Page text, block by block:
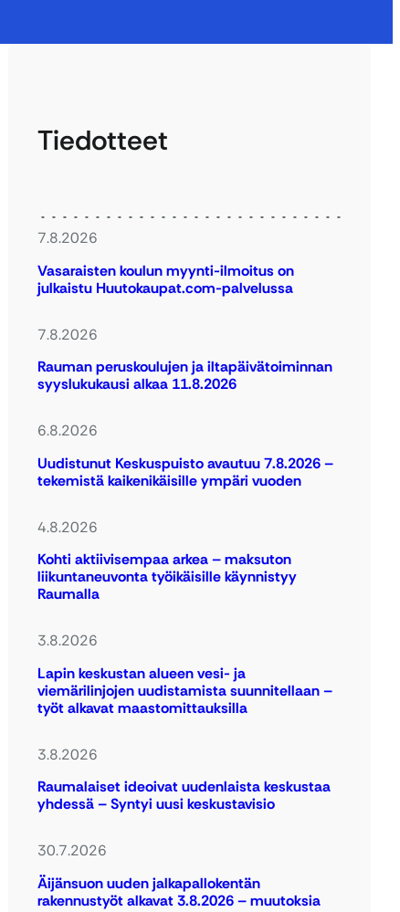
Tiedotteet
7.8.2026
Vasaraisten koulun myynti-ilmoitus on
julkaistu Huutokaupat.com-palvelussa
7.8.2026
Rauman peruskoulujen ja iltapäivätoiminnan
syyslukukausi alkaa 11.8.2026
6.8.2026
Uudistunut Keskuspuisto avautuu 7.8.2026 –
tekemistä kaikenikäisille ympäri vuoden
4.8.2026
Kohti aktiivisempaa arkea – maksuton
liikuntaneuvonta työikäisille käynnistyy
Raumalla
3.8.2026
Lapin keskustan alueen vesi- ja
viemärilinjojen uudistamista suunnitellaan –
työt alkavat maastomittauksilla
3.8.2026
Raumalaiset ideoivat uudenlaista keskustaa
yhdessä – Syntyi uusi keskustavisio
30.7.2026
Äijänsuon uuden jalkapallokentän
rakennustyöt alkavat 3.8.2026 – muutoksia